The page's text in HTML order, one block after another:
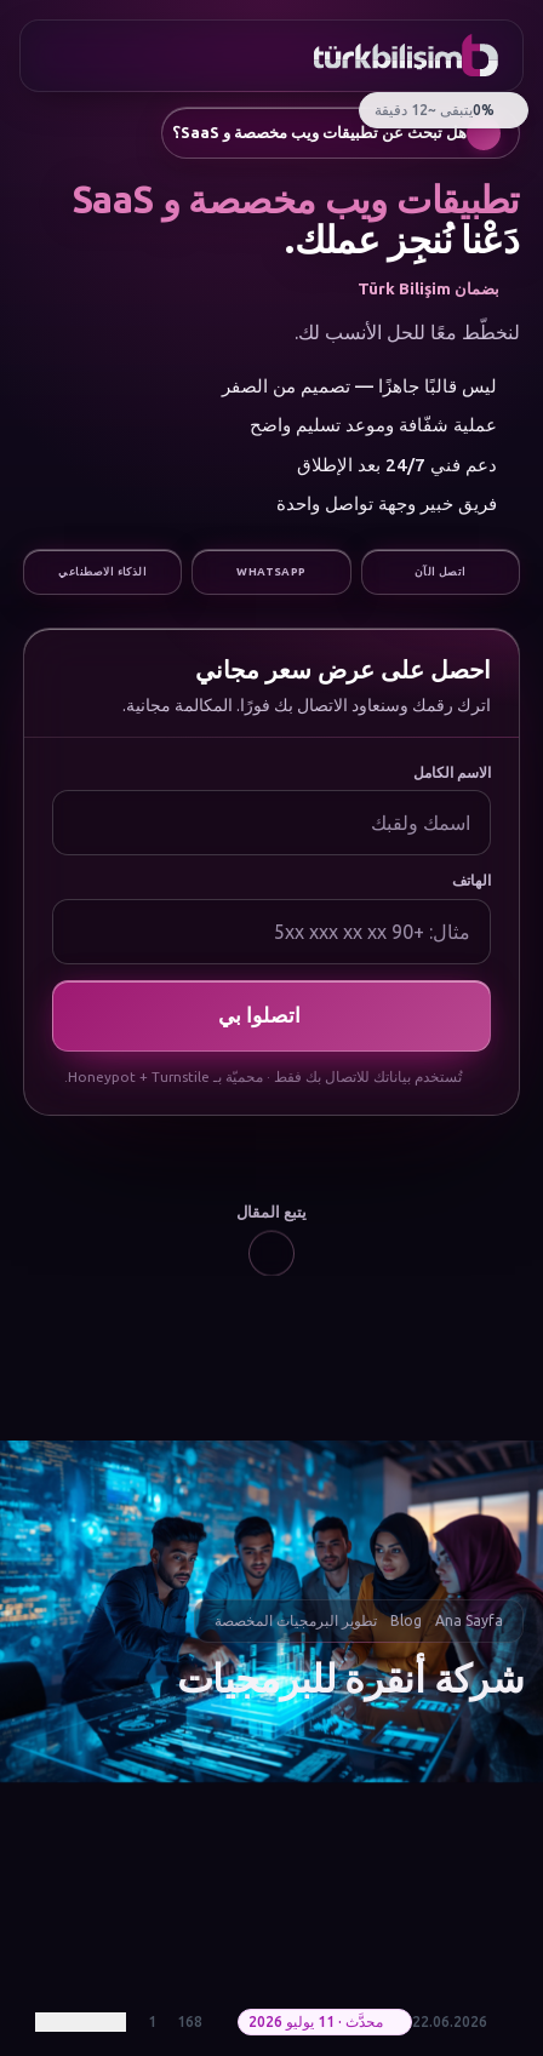
المفضلة
تطبيق جوال
روبوتات الدردشة ومساعدو العملاء
إدارة وسائل التواصل الاجتماعي
إعلانات جوجل والتسويق بالأداء
التجارة الإلكترونية
الذكاء الاصطناعي
الورشة
الخدمات
تطوير الويب
تطبيقات الجوال
التسويق الرقمي
البنية التحتية والدعم
من نحن
الوظائف
الوثائق
Uygulamamızı İndirin
سياسة الخصوصية
سياسة ملفات تعريف الارتباط
شروط الاستخدام
555 هل تبحث عن تطبيقات ويب مخصصة و SaaS؟
تطبيقات ويب مخصصة و SaaS
دَعْنا نُنجِز عملك.
بضمان Türk Bilişim
لنخطّط معًا للحل الأنسب لك.
ليس قالبًا جاهزًا — تصميم من الصفر
عملية شفّافة وموعد تسليم واضح
دعم فني 24/7 بعد الإطلاق
فريق خبير وجهة تواصل واحدة
اتصل الآن WHATSAPP الذكاء الاصطناعي
احصل على عرض سعر مجاني
اترك رقمك وسنعاود الاتصال بك فورًا. المكالمة مجانية.
الاسم الكامل
الهاتف
اتصلوا بي
تُستخدم بياناتك للاتصال بك فقط · محميّة بـ Honeypot + Turnstile.
يتبع المقال
Ana Sayfa
Blog تطوير البرمجيات المخصصة
شركة أنقرة للبرمجيات
22.06.2026 محدَّث · 11 يوليو 2026 168
1